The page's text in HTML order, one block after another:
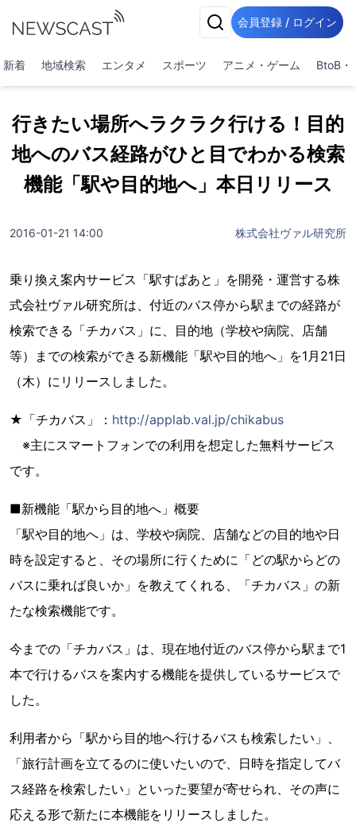
会員登録 / ログイン
新着 地域検索 エンタメ スポーツ アニメ・ゲーム BtoB・
行きたい場所へラクラク行ける！目的
地へのバス経路がひと目でわかる検索
機能「駅や目的地へ」本日リリース
2016-01-21 14:00 株式会社ヴァル研究所
乗り換え案内サービス「駅すぱあと」を開発・運営する株
式会社ヴァル研究所は、付近のバス停から駅までの経路が
検索できる「チカバス」に、目的地（学校や病院、店舗
等）までの検索ができる新機能「駅や目的地へ」を1月21日
（木）にリリースしました。
★「チカバス」： http://applab.val.jp/chikabus
※主にスマートフォンでの利用を想定した無料サービス
です。
■新機能「駅から目的地へ」概要
「駅や目的地へ」は、学校や病院、店舗などの目的地や日
時を設定すると、その場所に行くために「どの駅からどの
バスに乗れば良いか」を教えてくれる、「チカバス」の新
たな検索機能です。
今までの「チカバス」は、現在地付近のバス停から駅まで1
本で行けるバスを案内する機能を提供しているサービスで
した。
利用者から「駅から目的地へ行けるバスも検索したい」、
「旅行計画を立てるのに使いたいので、日時を指定してバ
ス経路を検索したい」といった要望が寄せられ、その声に
応える形で新たに本機能をリリースしました。